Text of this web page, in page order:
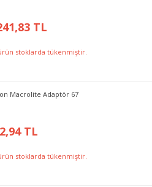
TL
stoklarda tükenmiştir.
Macrolite Adaptör 67
TL
stoklarda tükenmiştir.